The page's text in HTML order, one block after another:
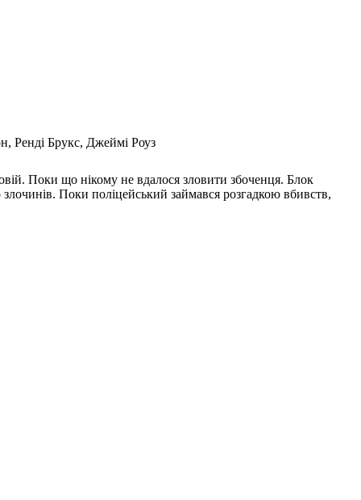
Ренді Брукс, Джеймі Роуз
Поки що нікому не вдалося зловити збоченця. Блок
Поки поліцейський займався розгадкою вбивств,